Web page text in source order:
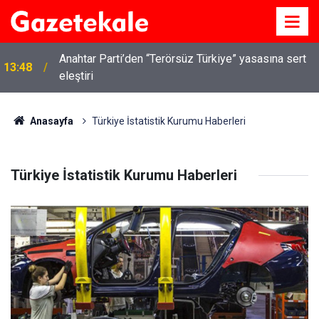
13:48
Anahtar Parti’den “Terörsüz Türkiye” yasasına sert
13:07
Kırıkkale’de hayvan hastalıklarına karşı denetimler
artırıldı
Anasayfa Türkiye İstatistik Kurumu Haberleri
Türkiye İstatistik Kurumu Haberleri